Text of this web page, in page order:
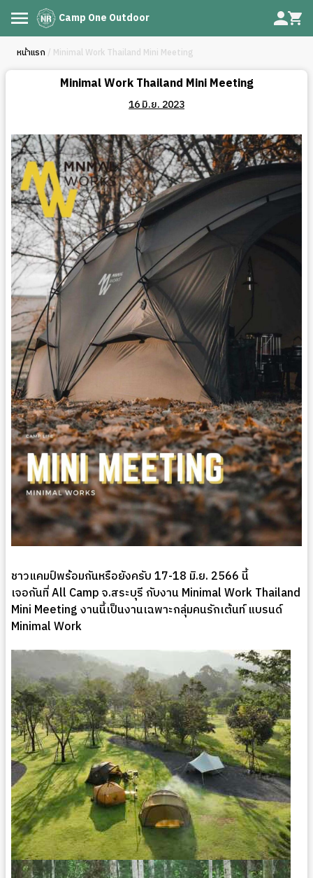
Camp One Outdoor
หน้าแรก / Minimal Work Thailand Mini Meeting
Minimal Work Thailand Mini Meeting
16 มิ.ย. 2023
ชาวแคมป์พร้อมกันหรือยังครับ 17-18 มิ.ย. 2566 นี้
เจอกันที่ All Camp จ.สระบุรี กับงาน Minimal Work Thailand
Mini Meeting งานนี้เป็นงานเฉพาะกลุ่มคนรักเต้นท์ แบรนด์
Minimal Work